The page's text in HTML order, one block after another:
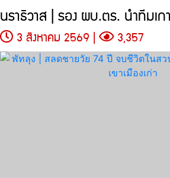
3 สิงหาคม 2569 | 3,357